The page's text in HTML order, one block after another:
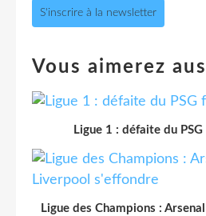
S'inscrire à la newsletter
Vous aimerez
Ligue 1 : défaite du
Ligue des Champions :